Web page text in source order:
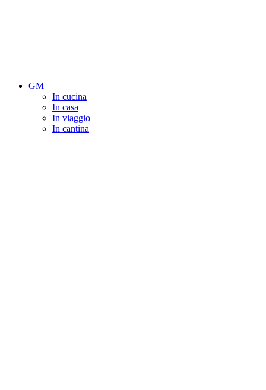
GM
In cucina
In casa
In viaggio
In cantina